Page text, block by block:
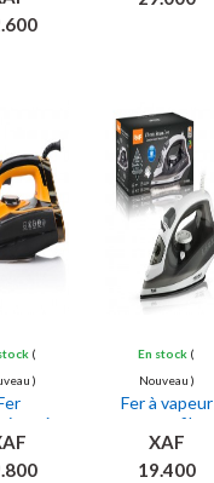
(
)
à
En stock (
Nouveau )
Fer à vapeur
sans fil
XAF
19.400